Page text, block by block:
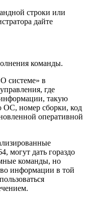
строки или
дайте
команды.
системе» в
где
такую
ОС, номер сборки, код
оперативной
могут дать гораздо
команды, но
информации в той